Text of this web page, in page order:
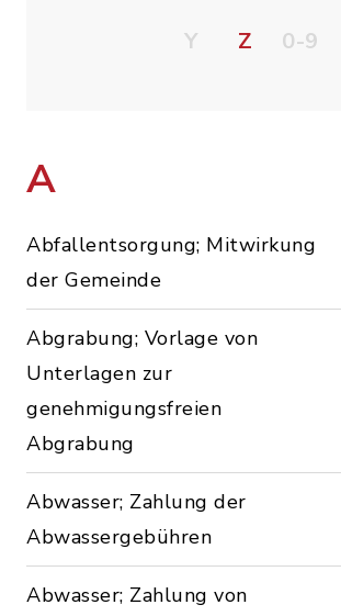
Y
Z 0-9
A
Abfallentsorgung; Mitwirkung
der Gemeinde
Abgrabung; Vorlage von
Unterlagen zur
genehmigungsfreien
Abgrabung
Abwasser; Zahlung der
Abwassergebühren
Abwasser; Zahlung von